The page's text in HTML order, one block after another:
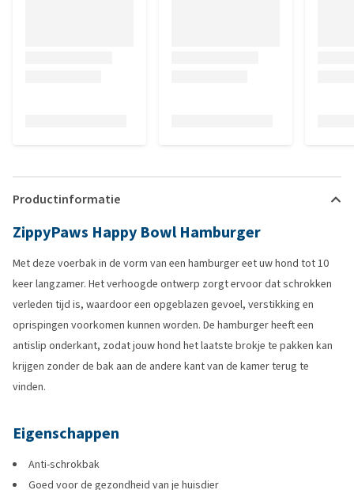
Productinformatie
ZippyPaws Happy Bowl Hamburger
Met deze voerbak in de vorm van een hamburger eet uw hond tot 10
keer langzamer. Het verhoogde ontwerp zorgt ervoor dat schrokken
verleden tijd is, waardoor een opgeblazen gevoel, verstikking en
oprispingen voorkomen kunnen worden. De hamburger heeft een
antislip onderkant, zodat jouw hond het laatste brokje te pakken kan
krijgen zonder de bak aan de andere kant van de kamer terug te
vinden.
Eigenschappen
Anti-schrokbak
Goed voor de gezondheid van je huisdier